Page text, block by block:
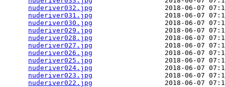
nuderiver032.jpg
2018-06-07
nuderiver031.jpg
2018-06-07
nuderiver030.jpg
2018-06-07
nuderiver029.jpg
2018-06-07
nuderiver028.jpg
2018-06-07
nuderiver027.jpg
2018-06-07
nuderiver026.jpg
2018-06-07
nuderiver025.jpg
2018-06-07
nuderiver024.jpg
2018-06-07
nuderiver023.jpg
2018-06-07
nuderiver022.jpg
2018-06-07